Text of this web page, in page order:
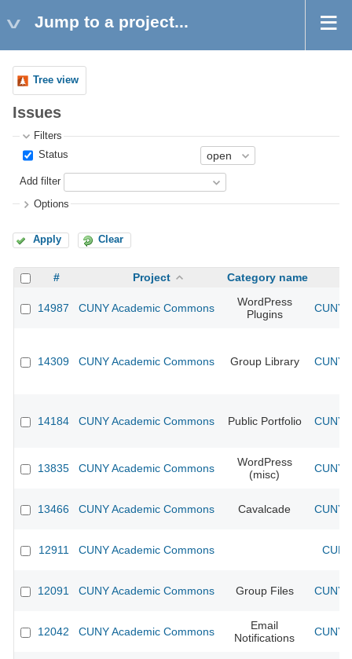
Jump to a project...
Tree view
Issues
Filters
Status
Add filter
Options
Apply Clear
# Project Category name
14987 CUNY Academic Commons
WordPress
Plugins
CUNY
14309 CUNY Academic Commons Group Library CUNY
14184 CUNY Academic Commons Public Portfolio CUNY
13835 CUNY Academic Commons
WordPress
(misc)
CUNY
13466 CUNY Academic Commons Cavalcade CUNY
12911 CUNY Academic Commons
12091 CUNY Academic Commons Group Files CUNY
12042 CUNY Academic Commons
Email
Notifications
CUNY